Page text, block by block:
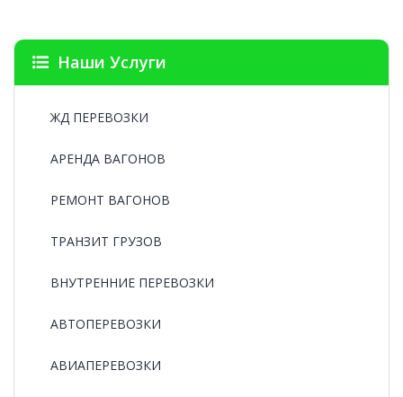
Наши Услуги
ЖД ПЕРЕВОЗКИ
АРЕНДА ВАГОНОВ
РЕМОНТ ВАГОНОВ
ТРАНЗИТ ГРУЗОВ
ВНУТРЕННИЕ ПЕРЕВОЗКИ
АВТОПЕРЕВОЗКИ
АВИАПЕРЕВОЗКИ